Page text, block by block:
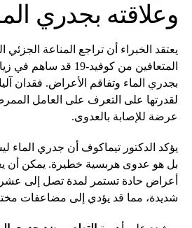
وعلاقته بجدري
يعتقد الخبراء أن تراجع المناعة
المتعافين من كوفيد-19
بجدري الماء وتفاقم الأعراض. فقدان
لقدرتها على التعرف على العامل
عرضة للإصابة بالعدوى.
يؤكد الدكتور تيماكوف أن جدري
بل هو عدوى هربسية خطيرة. يمكن أن
أعراض حادة تستمر لمدة تصل إلى
شديدة، مما قد يؤدي إلى مضاعفات